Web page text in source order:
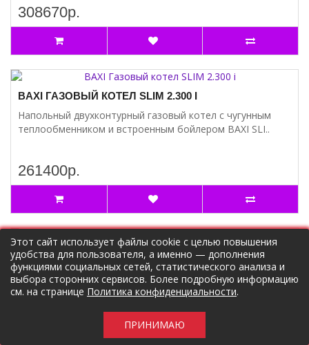
308670р.
BAXI ГАЗОВЫЙ КОТЕЛ SLIM 2.300 I
Напольный двухконтурный газовый котел с чугунным
теплообменником и встроенным бойлером BAXI SLI..
261400р.
BAXI ГОРИЗОНТАЛЬНЫЙ НАКОНЕЧНИК ДЛЯ
КОАКСИАЛЬНОЙ ТРУБЫ
Запчасть к коду KHG 714101810Артикул JJJ 5407990 Baxi
представляет горизонтальный наконеч..
Этот сайт использует файлы cookie с целью повышения
удобства для пользователя, а именно — дополнения
функциями социальных сетей, статистического анализа и
выбора сторонних сервисов. Более подробную информацию
см. на странице Политика конфиденциальности.
ПРИНИМАЮ